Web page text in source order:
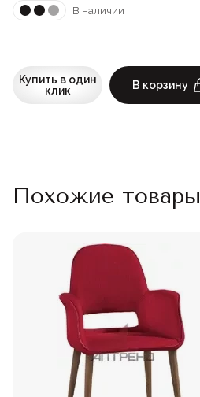
В наличии
Купить в один
клик
В корзину
Похожие товары